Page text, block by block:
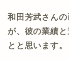
和田芳武さん
が、彼の業績
とと思います。